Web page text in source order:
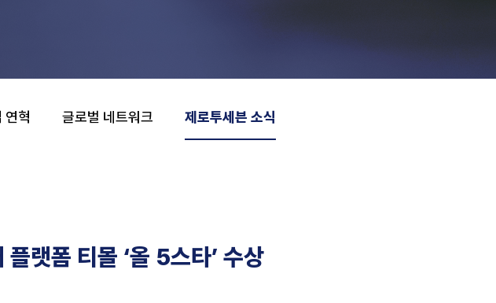
연혁 글로벌 네트워크 제로투세븐 소식
랫폼 티몰 ‘올 5스타’ 수상